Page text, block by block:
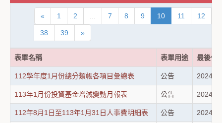
« 1 2 7 8 9 10 11 12
38 39 »
表單名稱 表單用途 最後修
112學年度1月份總分類帳各項目彙總表 公告 2024-
113年1月份投資基金增減變動月報表 公告 2024-
112年8月1日至113年1月31日人事費明細表 公告 2024-